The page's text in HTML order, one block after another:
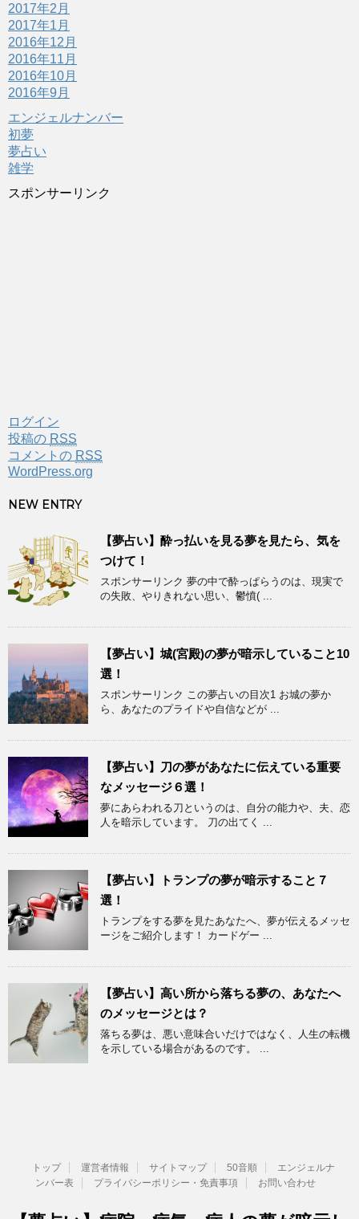
2017年2月
2017年1月
2016年12月
2016年11月
2016年10月
2016年9月
エンジェルナンバー
初夢
夢占い
雑学
スポンサーリンク
ログイン
投稿の RSS
コメントの RSS
WordPress.org
NEW ENTRY
【夢占い】酔っ払いを見る夢を見たら、気を
つけて！
スポンサーリンク 夢の中で酔っぱらうのは、現実で
の失敗、やりきれない思い、鬱憤( ...
【夢占い】城(宮殿)の夢が暗示していること10
選！
スポンサーリンク この夢占いの目次1 お城の夢か
ら、あなたのプライドや自信などが ...
【夢占い】刀の夢があなたに伝えている重要
なメッセージ６選！
夢にあらわれる刀というのは、自分の能力や、夫、恋
人を暗示しています。 刀の出てく ...
【夢占い】トランプの夢が暗示すること７
選！
トランプをする夢を見たあなたへ、夢が伝えるメッセ
ージをご紹介します！ カードゲー ...
【夢占い】高い所から落ちる夢の、あなたへ
のメッセージとは？
落ちる夢は、悪い意味合いだけではなく、人生の転機
を示している場合があるのです。 ...
トップ 運営者情報 サイトマップ 50音順
エンジェルナ
ンバー表
プライバシーポリシー・免責事項 お問い合わせ